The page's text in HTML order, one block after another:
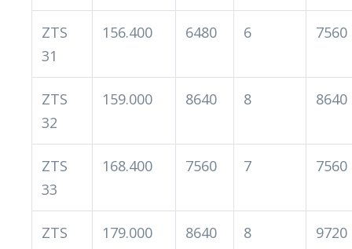
ZTS
31
156.400 6480 6 7560
ZTS
32
159.000 8640 8 8640
ZTS
33
168.400 7560 7 7560
ZTS
179.000 8640 8 9720